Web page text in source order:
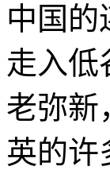
中国的
走入低
老弥新
英的许